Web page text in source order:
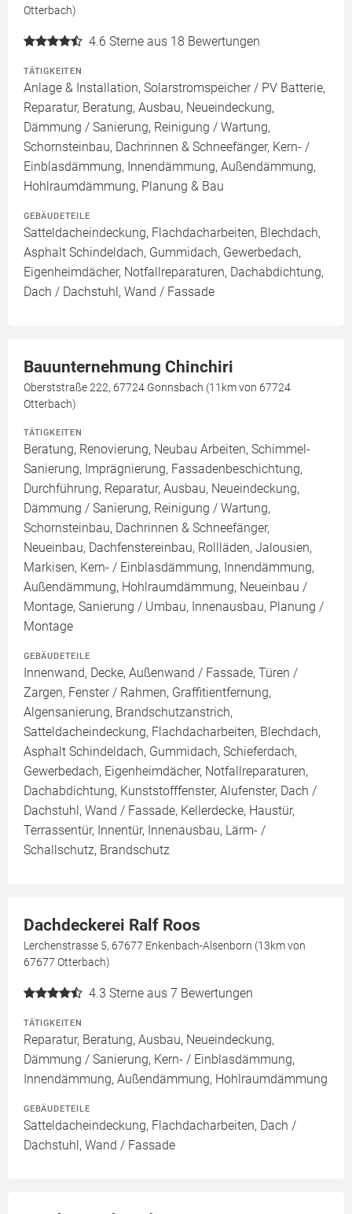
Otterbach)
4.6 Sterne aus 18 Bewertungen
TÄTIGKEITEN
Anlage & Installation, Solarstromspeicher / PV Batterie,
Reparatur, Beratung, Ausbau, Neueindeckung,
Dämmung / Sanierung, Reinigung / Wartung,
Schornsteinbau, Dachrinnen & Schneefänger, Kern- /
Einblasdämmung, Innendämmung, Außendämmung,
Hohlraumdämmung, Planung & Bau
GEBÄUDETEILE
Satteldacheindeckung, Flachdacharbeiten, Blechdach,
Asphalt Schindeldach, Gummidach, Gewerbedach,
Eigenheimdächer, Notfallreparaturen, Dachabdichtung,
Dach / Dachstuhl, Wand / Fassade
Bauunternehmung Chinchiri
Oberststraße 222, 67724 Gonnsbach (11km von 67724
Otterbach)
TÄTIGKEITEN
Beratung, Renovierung, Neubau Arbeiten, Schimmel-
Sanierung, Imprägnierung, Fassadenbeschichtung,
Durchführung, Reparatur, Ausbau, Neueindeckung,
Dämmung / Sanierung, Reinigung / Wartung,
Schornsteinbau, Dachrinnen & Schneefänger,
Neueinbau, Dachfenstereinbau, Rollläden, Jalousien,
Markisen, Kern- / Einblasdämmung, Innendämmung,
Außendämmung, Hohlraumdämmung, Neueinbau /
Montage, Sanierung / Umbau, Innenausbau, Planung /
Montage
GEBÄUDETEILE
Innenwand, Decke, Außenwand / Fassade, Türen /
Zargen, Fenster / Rahmen, Graffitientfernung,
Algensanierung, Brandschutzanstrich,
Satteldacheindeckung, Flachdacharbeiten, Blechdach,
Asphalt Schindeldach, Gummidach, Schieferdach,
Gewerbedach, Eigenheimdächer, Notfallreparaturen,
Dachabdichtung, Kunststofffenster, Alufenster, Dach /
Dachstuhl, Wand / Fassade, Kellerdecke, Haustür,
Terrassentür, Innentür, Innenausbau, Lärm- /
Schallschutz, Brandschutz
Dachdeckerei Ralf Roos
Lerchenstrasse 5, 67677 Enkenbach-Alsenborn (13km von
67677 Otterbach)
4.3 Sterne aus 7 Bewertungen
TÄTIGKEITEN
Reparatur, Beratung, Ausbau, Neueindeckung,
Dämmung / Sanierung, Kern- / Einblasdämmung,
Innendämmung, Außendämmung, Hohlraumdämmung
GEBÄUDETEILE
Satteldacheindeckung, Flachdacharbeiten, Dach /
Dachstuhl, Wand / Fassade